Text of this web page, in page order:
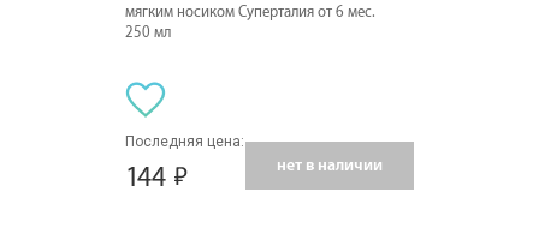
мягким носиком Суперталия от 6 мес.
250 мл
Последняя цена:
144 нет в наличии